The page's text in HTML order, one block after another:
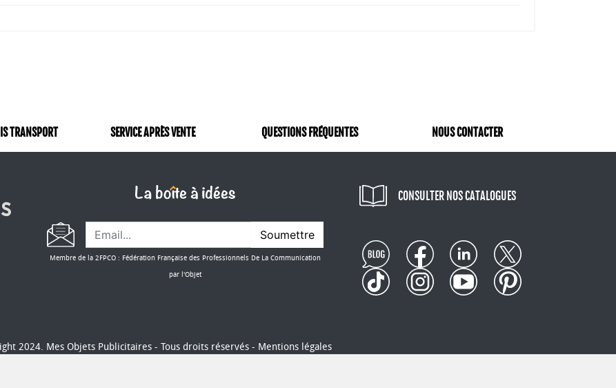
TRANSPORT SERVICE APRÈS VENTE QUESTIONS FRÉQUENTES NOUS CONTACTER
Soumettre
Membre de la 2FPCO : Fédération Française des Professionnels De La Communication
par l'Objet
CONSULTER NOS CATALOGUES
2024. Mes Objets Publicitaires - Tous droits réservés - Mentions légales